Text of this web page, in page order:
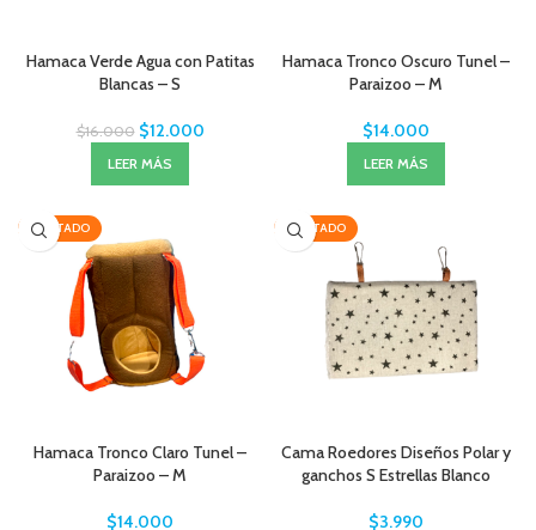
Hamaca Verde Agua con Patitas
Blancas – S
$16.000 $12.000
LEER MÁS
Hamaca Tronco Oscuro Tunel –
Paraizoo – M
$14.000
LEER MÁS
AGOTADO
Hamaca Tronco Claro Tunel –
Paraizoo – M
$14.000
AGOTADO
Cama Roedores Diseños Polar y
ganchos S Estrellas Blanco
$3.990